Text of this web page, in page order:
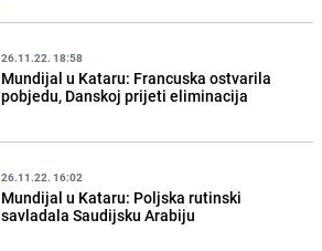
26.11.22. 18:58
Mundijal u Kataru: Francuska ostvarila
pobjedu, Danskoj prijeti eliminacija
26.11.22. 16:02
Mundijal u Kataru: Poljska rutinski
savladala Saudijsku Arabiju